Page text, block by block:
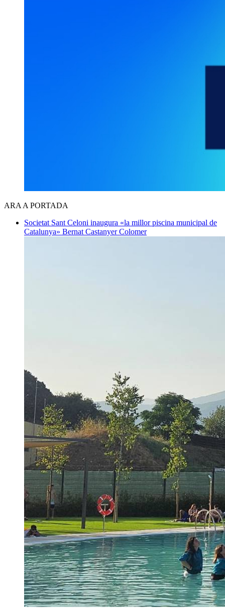
ARA A PORTADA
Societat Sant Celoni inaugura «la millor piscina municipal de
Catalunya» Bernat Castanyer Colomer